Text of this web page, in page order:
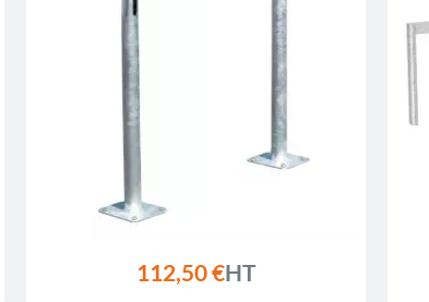
112,50 €HT